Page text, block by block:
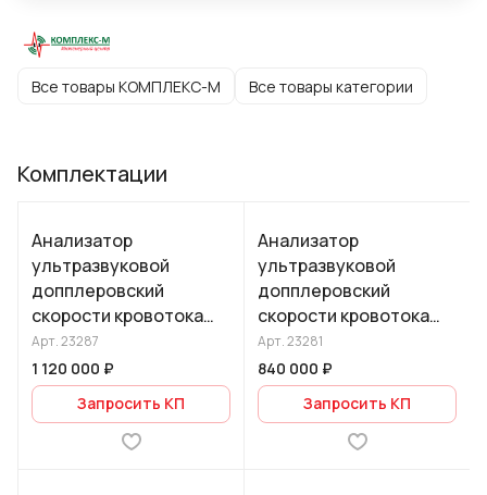
Все товары КОМПЛЕКС-М Все товары категории
Комплектации
Анализатор
ультразвуковой
допплеровский
скорости кровотока
двухканальный, без
функции
эхоэнцефалографа,
переносной в
чемодане (кейсе)
Арт.23287
1 120 000 ₽
Запросить КП
Анализатор
ультразвуковой
допплеровский
скорости кровотока
одноканальный, без
функции
эхоэнцефалографа,
переносной в
чемодане (кейсе)
Арт.23281
840 000 ₽
Запросить КП